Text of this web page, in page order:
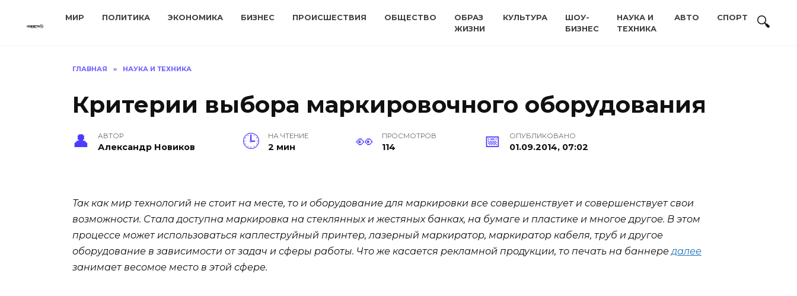
МИР ПОЛИТИКА ЭКОНОМИКА БИЗНЕС ПРОИСШЕСТВИЯ ОБЩЕСТВО
ОБРАЗ
ЖИЗНИ
КУЛЬТУРА
ШОУ-
БИЗНЕС
НАУКА И
ТЕХНИКА
АВТО СПОРТ
ГЛАВНАЯ » НАУКА И ТЕХНИКА
Критерии выбора маркировочного оборудования
АВТОР
Александр Новиков
НА ЧТЕНИЕ
2 мин
ПРОСМОТРОВ
114
ОПУБЛИКОВАНО
01.09.2014, 07:02
Так как мир технологий не стоит на месте, то и оборудование для маркировки все совершенствует и совершенствует свои
возможности. Стала доступна маркировка на стеклянных и жестяных банках, на бумаге и пластике и многое другое. В этом
процессе может использоваться каплеструйный принтер, лазерный маркиратор, маркиратор кабеля, труб и другое
оборудование в зависимости от задач и сферы работы. Что же касается рекламной продукции, то печать на баннередалее
занимает весомое место в этой сфере.